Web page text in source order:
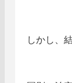
しかし、